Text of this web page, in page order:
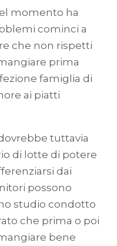
momento ha
cominci a
che non rispetti
prima
famiglia di
ai piatti
tuttavia
di lotte di potere
dai
possono
studio condotto
che prima o poi
bene